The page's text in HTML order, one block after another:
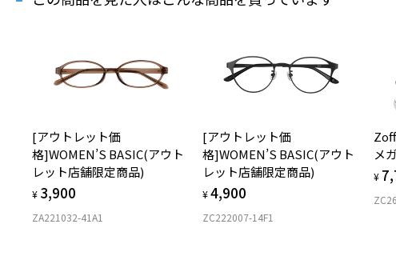
シンプル
商品番号
[アウトレット価
格]WOMEN’S BASIC(アウト
レット店舗限定商品)
¥ 3,900
ZA221032-41A1
[アウトレット価
格]WOMEN’S BASIC(アウト
レット店舗限定商品)
¥4,900
ZC222007-14F1
メ
¥